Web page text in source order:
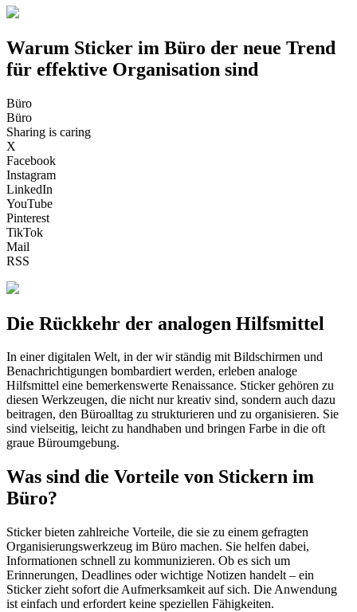
Warum Sticker im Büro der neue Trend
für effektive Organisation sind
Büro
Büro
Sharing is caring
X
Facebook
Instagram
LinkedIn
YouTube
Pinterest
TikTok
Mail
RSS
Die Rückkehr der analogen Hilfsmittel
In einer digitalen Welt, in der wir ständig mit Bildschirmen und
Benachrichtigungen bombardiert werden, erleben analoge
Hilfsmittel eine bemerkenswerte Renaissance. Sticker gehören zu
diesen Werkzeugen, die nicht nur kreativ sind, sondern auch dazu
beitragen, den Büroalltag zu strukturieren und zu organisieren. Sie
sind vielseitig, leicht zu handhaben und bringen Farbe in die oft
graue Büroumgebung.
Was sind die Vorteile von Stickern im
Büro?
Sticker bieten zahlreiche Vorteile, die sie zu einem gefragten
Organisierungswerkzeug im Büro machen. Sie helfen dabei,
Informationen schnell zu kommunizieren. Ob es sich um
Erinnerungen, Deadlines oder wichtige Notizen handelt – ein
Sticker zieht sofort die Aufmerksamkeit auf sich. Die Anwendung
ist einfach und erfordert keine speziellen Fähigkeiten.